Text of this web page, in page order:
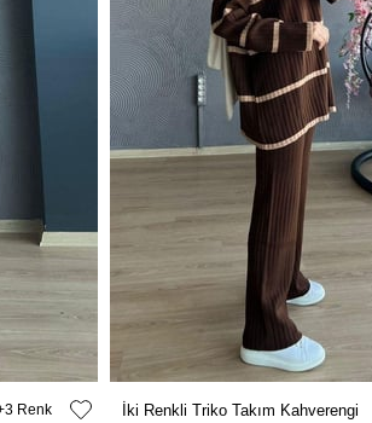
3 İki Renkli Triko Takım Kahverengi